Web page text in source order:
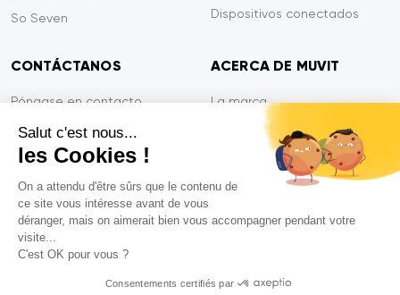
Salut c'est nous...
les Cookies !
On a attendu d'être sûrs que le contenu de
ce site vous intéresse avant de vous
déranger, mais on aimerait bien vous accompagner pendant votre
visite...
C'est OK pour vous ?
Consentements certifiés par
So Seven
Dispositivos conectados
CONTÁCTANOS
Póngase en contacto
Pago seguro
Eficiencia en el servicio
Garantía Tiger
PREGUNTAS FRECUENTES
ACERCA DE MUVIT
La marca
Sala de prensa
Privacidad
Contáctanos
Mentions légales